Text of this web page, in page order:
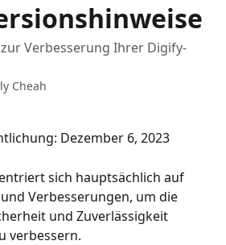
Verbesserung Ihrer Digify-
Cheah
Dezember 6, 2023
sich hauptsächlich auf
Verbesserungen, um die
und Zuverlässigkeit
verbessern.